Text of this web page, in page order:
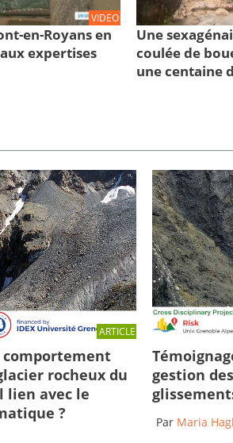
VIDEO
en-Royans en
expertises
Une
coulée de
une centaine
ARTICLE
rocheux du
lien avec le
?
gestion
Par Maria Hagl